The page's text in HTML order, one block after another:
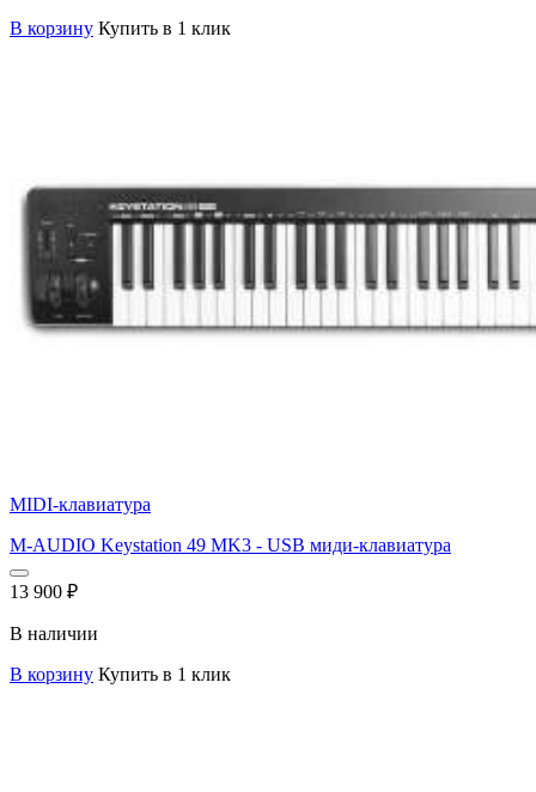
В корзину Купить в 1 клик
MIDI-клавиатура
M-AUDIO Keystation 49 MK3 - USB миди-клавиатура
13 900 ₽
В наличии
В корзину Купить в 1 клик